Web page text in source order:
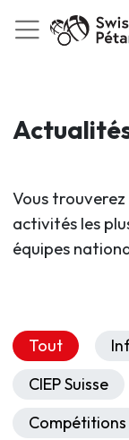
Vous
activités les
équipes
Tout
CIEP Suisse
Compétitions